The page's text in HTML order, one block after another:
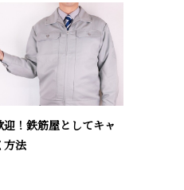
迎！鉄筋屋としてキャ
方法